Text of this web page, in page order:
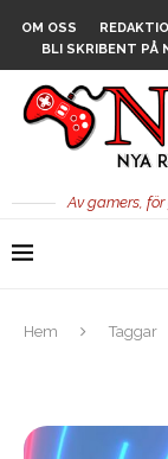
OM OSS
BLI SKRIBENT PÅ
Av gamers,
Hem Taggar